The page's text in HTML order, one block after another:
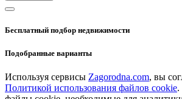
Бесплатный подбор недвижимости
Подобранные варианты
Используя сервисы Zagorodna.com, вы
Политикой использования файлов cookie.